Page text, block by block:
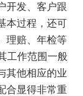
开发、客户跟
本过程，还可
理赔、年检等
工作范围一般
其他相应的业
合显得非常重